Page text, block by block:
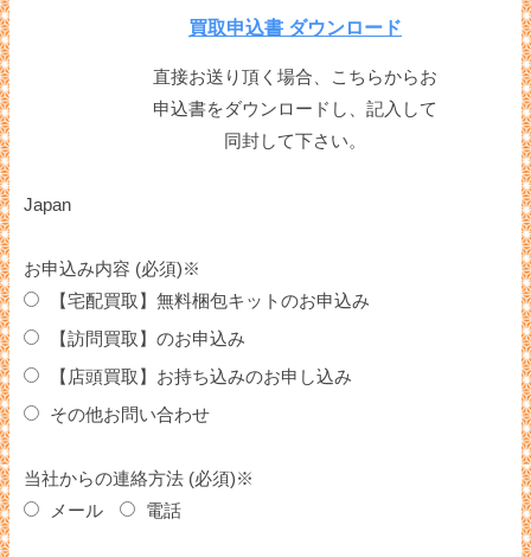
買取申込書 ダウンロード
直接お送り頂く場合、こちらからお
申込書をダウンロードし、記入して
同封して下さい。
Japan
お申込み内容 (必須)※
【宅配買取】無料梱包キットのお申込み
【訪問買取】のお申込み
【店頭買取】お持ち込みのお申し込み
その他お問い合わせ
当社からの連絡方法 (必須)※
メール
電話